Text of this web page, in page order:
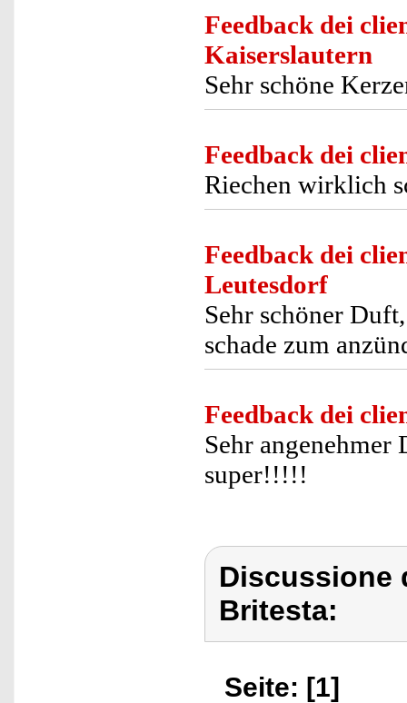
Feedback dei
Kaiserslautern
Sehr schöne
Feedback dei
Riechen wirklich
Feedback dei
Leutesdorf
Sehr schöner
schade zum
Feedback dei
Sehr
super!!!!!
Discussione
Britesta:
Seite: [1]